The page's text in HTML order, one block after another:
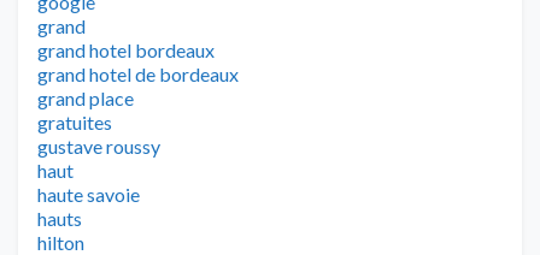
grand
grand hotel bordeaux
grand hotel de bordeaux
grand place
gratuites
gustave roussy
haut
haute savoie
hauts
hilton